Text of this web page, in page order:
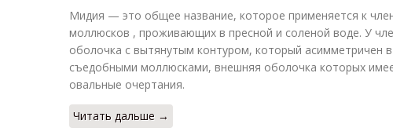
Мидия — это общее название, которое применяется к
моллюсков , проживающих в пресной и соленой воде. У
оболочка с вытянутым контуром, который асимметричен
съедобными моллюсками, внешняя оболочка которых
овальные очертания.
Читать дальше →